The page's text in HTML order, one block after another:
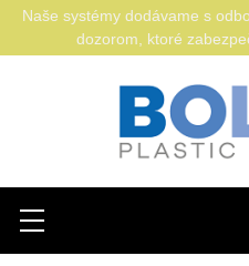
Hľadať
Menu
Naše systémy dodávame s
dozorom, ktoré